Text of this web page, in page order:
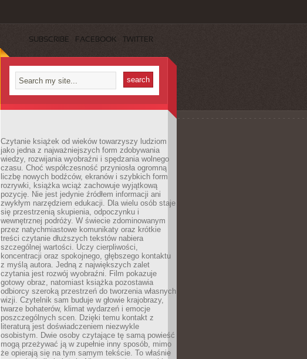
SUBSCRIBE FACEBOOK TWITTER
Czytanie książek od wieków towarzyszy ludziom
jako jedna z najważniejszych form zdobywania
wiedzy, rozwijania wyobraźni i spędzania wolnego
czasu. Choć współczesność przyniosła ogromną
liczbę nowych bodźców, ekranów i szybkich form
rozrywki, książka wciąż zachowuje wyjątkową
pozycję. Nie jest jedynie źródłem informacji ani
zwykłym narzędziem edukacji. Dla wielu osób staje
się przestrzenią skupienia, odpoczynku i
wewnętrznej podróży. W świecie zdominowanym
przez natychmiastowe komunikaty oraz krótkie
treści czytanie dłuższych tekstów nabiera
szczególnej wartości. Uczy cierpliwości,
koncentracji oraz spokojnego, głębszego kontaktu
z myślą autora. Jedną z największych zalet
czytania jest rozwój wyobraźni. Film pokazuje
gotowy obraz, natomiast książka pozostawia
odbiorcy szeroką przestrzeń do tworzenia własnych
wizji. Czytelnik sam buduje w głowie krajobrazy,
twarze bohaterów, klimat wydarzeń i emocje
poszczególnych scen. Dzięki temu kontakt z
literaturą jest doświadczeniem niezwykle
osobistym. Dwie osoby czytające tę samą powieść
mogą przeżywać ją w zupełnie inny sposób, mimo
że opierają się na tym samym tekście. To właśnie